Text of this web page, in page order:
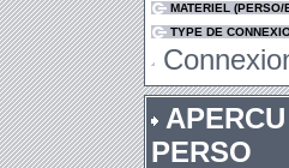
MATERIEL (PERSO/
TYPE DE
PERSO